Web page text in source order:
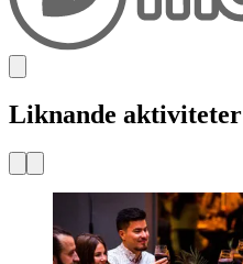
Liknande aktiviteter